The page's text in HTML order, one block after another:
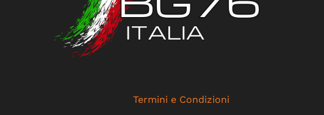
Termini e Condizioni